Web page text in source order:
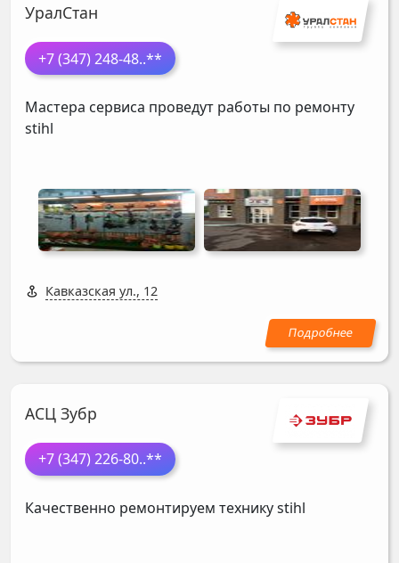
УралСтан
+7 (347) 248-48..**
Мастера сервиса проведут работы по ремонту
stihl
Кавказская ул., 12
АСЦ Зубр
+7 (347) 226-80..**
Качественно ремонтируем технику stihl